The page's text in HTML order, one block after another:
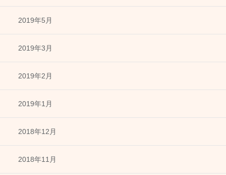
2019年5月
2019年3月
2019年2月
2019年1月
2018年12月
2018年11月